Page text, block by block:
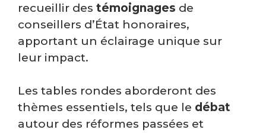
recueillir des témoignages de
conseillers d’État honoraires,
apportant un éclairage unique sur
leur impact.
Les tables rondes aborderont des
thèmes essentiels, tels que le débat
autour des réformes passées et